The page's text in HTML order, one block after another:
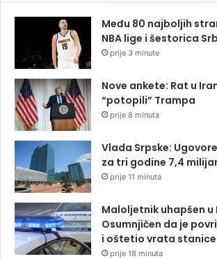
Među 80 najboljih
NBA lige i šestorica
prije 3 minute
Nove ankete: Rat u
“potopili” Trampa
prije 8 minuta
Vlada Srpske:
za tri godine 7,4
prije 11 minuta
Maloljetnik uhapšen u
Osumnjičen da je
i oštetio vrata stanice
prije 18 minuta